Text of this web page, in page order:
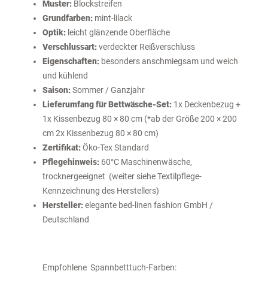
Muster: Blockstreifen
Grundfarben: mint-lilack
Optik: leicht glänzende Oberfläche
Verschlussart:verdeckter Reißverschluss
Eigenschaften: besonders anschmiegsam und weich
und kühlend
Saison:Sommer / Ganzjahr
Lieferumfang für Bettwäsche-Set: 1x Deckenbezug +
1x Kissenbezug 80 × 80 cm (*ab der Größe 200 × 200
cm 2x Kissenbezug 80 × 80 cm)
Zertifikat:Öko-Tex Standard
Pflegehinweis: 60°C Maschinenwäsche,
trocknergeeignet (weiter siehe Textilpflege-
Kennzeichnung des Herstellers)
Hersteller:elegante bed-linen fashion GmbH /
Deutschland
Empfohlene Spannbetttuch-Farben: